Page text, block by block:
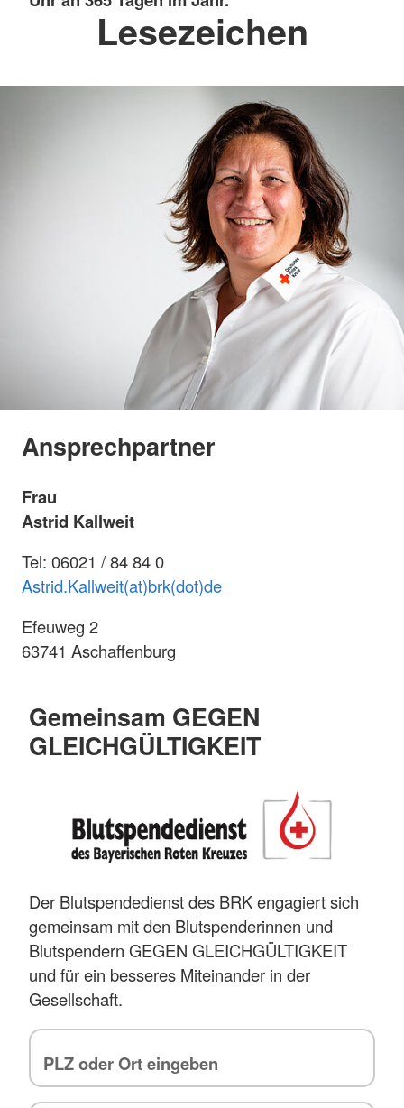
Lesezeichen
Ansprechpartner
Frau
Astrid Kallweit
Tel: 06021 / 84 84 0
Astrid.Kallweit(at)brk(dot)de
Efeuweg 2
63741 Aschaffenburg
Gemeinsam GEGEN
GLEICHGÜLTIGKEIT
Der Blutspendedienst des BRK engagiert sich
gemeinsam mit den Blutspenderinnen und
Blutspendern GEGEN GLEICHGÜLTIGKEIT
und für ein besseres Miteinander in der
Gesellschaft.